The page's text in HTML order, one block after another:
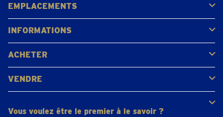
EMPLACEMENTS
Gerpinnes
Liège
Namur
Waterloo
Woluwe-Saint-Lambert
Voir tous les emplacements
INFORMATIONS
FAQ
Avis clients
ACHETER
Acheter de l'or
Acheter des pièces
Acheter de l'argent
VENDRE
Bijoux en or
Pièces d'or
Lingots d'or
Vous voulez être le premier à le savoir ?